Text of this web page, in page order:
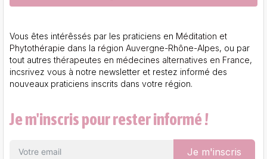
Vous êtes intérêssés par les praticiens en Méditation et
Phytothérapie dans la région Auvergne-Rhône-Alpes, ou par
tout autresthérapeutes en médecines alternatives en France,
incsrivez vous à notre newsletter et restez informé des
nouveaux praticiens inscrits dans votre région.
Je m'inscris pour rester informé !
Je m'inscris